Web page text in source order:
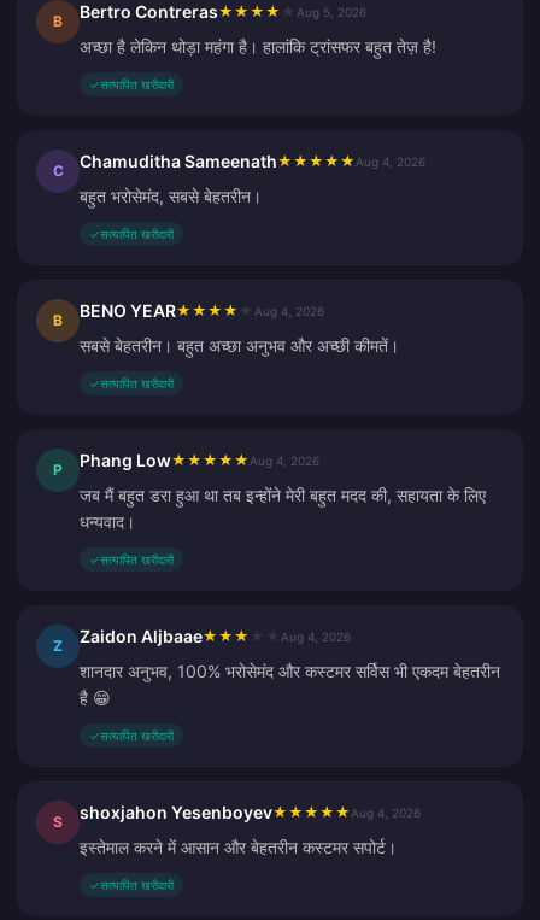
B Bertro Contreras★ ★ ★ ★ Aug 5, 2026
अच्छा है लेकिन थोड़ा महंगा है। हालांकि ट्रांसफर बहुत तेज़ है!
✓सत्यापित खरीदारी
C Chamuditha Sameenath★ ★ ★ ★ ★ Aug 4, 2026
बहुत भरोसेमंद, सबसे बेहतरीन।
✓सत्यापित खरीदारी
B BENO YEAR★ ★ ★ ★ Aug 4, 2026
सबसे बेहतरीन। बहुत अच्छा अनुभव और अच्छी कीमतें।
✓सत्यापित खरीदारी
P Phang Low★ ★ ★ ★ ★ Aug 4, 2026
जब मैं बहुत डरा हुआ था तब इन्होंने मेरी बहुत मदद की, सहायता के लिए
धन्यवाद।
✓सत्यापित खरीदारी
Z Zaidon Aljbaae★ ★ ★ Aug 4, 2026
शानदार अनुभव, 100% भरोसेमंद और कस्टमर सर्विस भी एकदम बेहतरीन
है 😁
✓सत्यापित खरीदारी
S shoxjahon Yesenboyev★ ★ ★ ★ ★ Aug 4, 2026
इस्तेमाल करने में आसान और बेहतरीन कस्टमर सपोर्ट।
✓सत्यापित खरीदारी